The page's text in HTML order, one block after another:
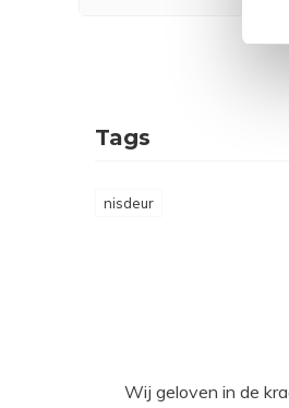
Tags
nisdeur
Wij geloven in de